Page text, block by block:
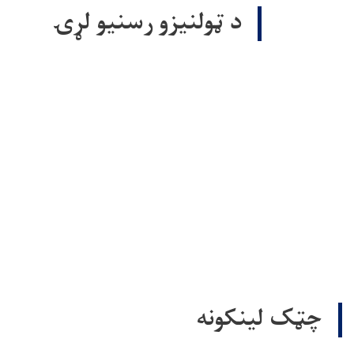
د ټولنيزو رسنيو لړۍ
چټک لینکونه